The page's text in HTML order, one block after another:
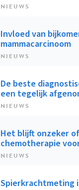
NIEUWS
Invloed van
mammacarcinoom
NIEUWS
De beste
een tegelijk
NIEUWS
Het blijft onzeker
chemotherapie
NIEUWS
Spierkrachtmeting